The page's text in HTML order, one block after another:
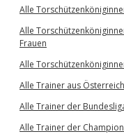
Alle
Alle
Frauen
Alle
Alle Trainer aus
Alle Trainer der
Alle Trainer der